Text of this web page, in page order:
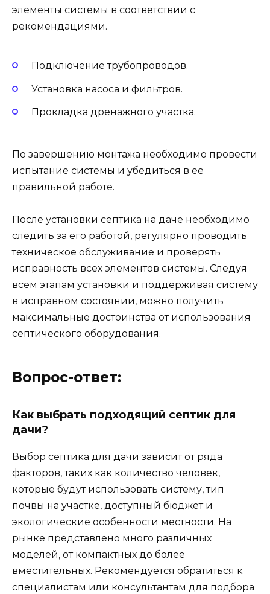
элементы системы в соответствии с
рекомендациями.
Подключение трубопроводов.
Установка насоса и фильтров.
Прокладка дренажного участка.
По завершению монтажа необходимо провести
испытание системы и убедиться в ее
правильной работе.
После установки септика на даче необходимо
следить за его работой, регулярно проводить
техническое обслуживание и проверять
исправность всех элементов системы. Следуя
всем этапам установки и поддерживая систему
в исправном состоянии, можно получить
максимальные достоинства от использования
септического оборудования.
Вопрос-ответ:
Как выбрать подходящий септик для
дачи?
Выбор септика для дачи зависит от ряда
факторов, таких как количество человек,
которые будут использовать систему, тип
почвы на участке, доступный бюджет и
экологические особенности местности. На
рынке представлено много различных
моделей, от компактных до более
вместительных. Рекомендуется обратиться к
специалистам или консультантам для подбора